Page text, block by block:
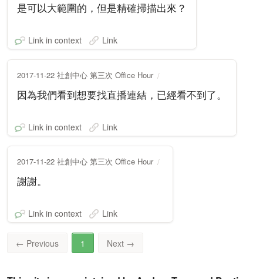
是可以大範圍的，但是精確掃描出來？
Link in context Link
2017-11-22 社創中心 第三次 Office Hour
因為我們看到想要找直播連結，已經看不到了。
Link in context Link
2017-11-22 社創中心 第三次 Office Hour
謝謝。
Link in context Link
← Previous 1 Next →